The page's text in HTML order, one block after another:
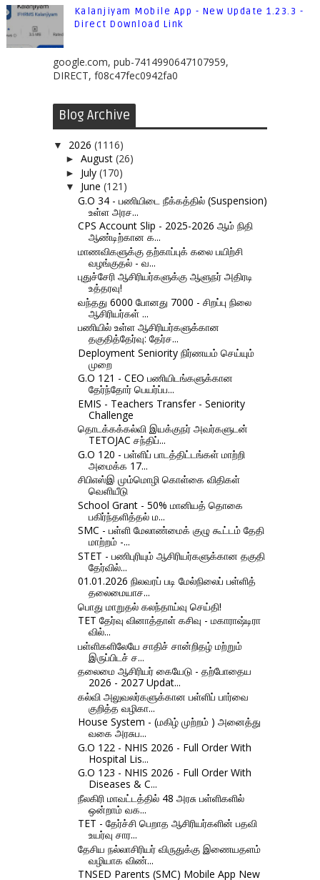
Kalanjiyam Mobile App - New Update 1.23.3 -
Direct Download Link
google.com, pub-7414990647107959,
DIRECT, f08c47fec0942fa0
Blog Archive
▼ 2026 (1116)
► August (26)
► July (170)
▼ June (121)
G.O 34 - பணியிடை நீக்கத்தில் (Suspension)
உள்ள அரச...
CPS Account Slip - 2025-2026 ஆம் நிதி
ஆண்டிற்கான க...
மாணவிகளுக்கு தற்காப்புக் கலை பயிற்சி
வழங்குதல் - வ...
புதுச்சேரி ஆசிரியர்களுக்கு ஆளுநர் அதிரடி
உத்தரவு!
வந்தது 6000 போனது 7000 - சிறப்பு நிலை
ஆசிரியர்கள் ...
பணியில் உள்ள ஆசிரியர்களுக்கான
தகுதித்தேர்வு: தேர்ச...
Deployment Seniority நிர்ணயம் செய்யும்
முறை
G.O 121 - CEO பணியிடங்களுக்கான
தேர்ந்தோர் பெயர்ப்ப...
EMIS - Teachers Transfer - Seniority
Challenge
தொடக்கக்கல்வி இயக்குநர் அவர்களுடன்
TETOJAC சந்திப்...
G.O 120 - பள்ளிப் பாடத்திட்டங்கள் மாற்றி
அமைக்க 17...
சிபிஎஸ்இ மும்மொழி கொள்கை விதிகள்
வெளியீடு
School Grant - 50% மானியத் தொகை
பகிர்ந்தளித்தல் ம...
SMC - பள்ளி மேலாண்மைக் குழு கூட்டம் தேதி
மாற்றம் -...
STET - பணிபுரியும் ஆசிரியர்களுக்கான தகுதி
தேர்வில்...
01.01.2026 நிலவரப் படி மேல்நிலைப் பள்ளித்
தலைமையாச...
பொது மாறுதல் கலந்தாய்வு செய்தி!
TET தேர்வு வி​னாத்​தாள் கசிவு - மகா​ராஷ்டி​ரா​
வில்...
பள்ளிகளிலேயே சாதிச் சான்றிதழ் மற்றும்
இருப்பிடச் ச...
தலைமை ஆசிரியர் கையேடு - தற்போதைய
2026 - 2027 Updat...
கல்வி அலுவலர்களுக்கான பள்ளிப் பார்வை
குறித்த வழிகா...
House System - (மகிழ் முற்றம் ) அனைத்து
வகை அரசுப...
G.O 122 - NHIS 2026 - Full Order With
Hospital Lis...
G.O 123 - NHIS 2026 - Full Order With
Diseases & C...
நீலகிரி மாவட்டத்தில் 48 அரசு பள்ளிகளில்
ஒன்றாம் வக...
TET - தேர்ச்சி பெறாத ஆசிரியர்களின் பதவி
உயர்வு சார...
தேசிய நல்லாசிரியர் விருதுக்கு இணையதளம்
வழியாக விண்...
TNSED Parents (SMC) Mobile App New